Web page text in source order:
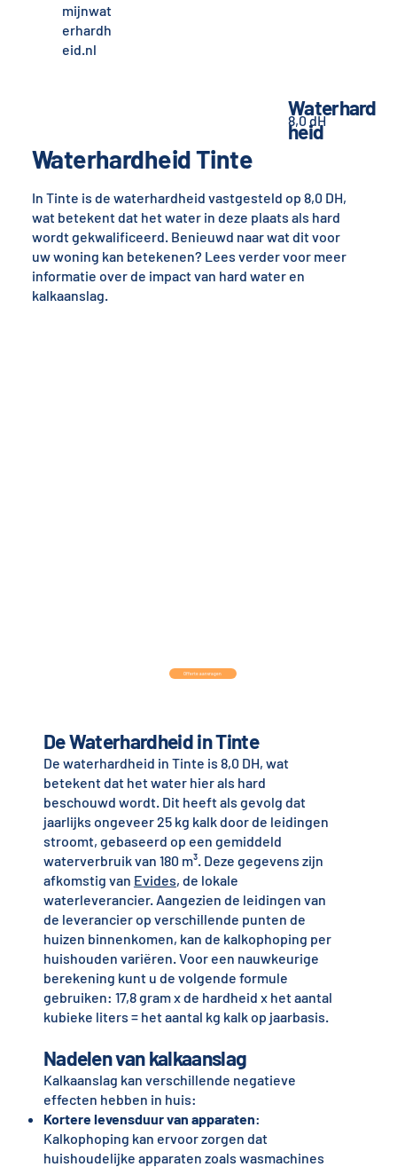
mijnwat
erhardh
eid.nl
Waterhardheid Tinte
In Tinte is de waterhardheid vastgesteld op 8,0 DH,
wat betekent dat het water in deze plaats als hard
wordt gekwalificeerd. Benieuwd naar wat dit voor
uw woning kan betekenen? Lees verder voor meer
informatie over de impact van hard water en
kalkaanslag.
Waterhard
heid
8,0 dH
De Waterhardheid in Tinte
De waterhardheid in Tinte is 8,0 DH, wat
betekent dat het water hier als hard
beschouwd wordt. Dit heeft als gevolg dat
jaarlijks ongeveer 25 kg kalk door de leidingen
stroomt, gebaseerd op een gemiddeld
waterverbruik van 180 m³. Deze gegevens zijn
afkomstig van Evides, de lokale
waterleverancier. Aangezien de leidingen van
de leverancier op verschillende punten de
huizen binnenkomen, kan de kalkophoping per
huishouden variëren. Voor een nauwkeurige
berekening kunt u de volgende formule
gebruiken: 17,8 gram x de hardheid x het aantal
kubieke liters = het aantal kg kalk op jaarbasis.
Nadelen van kalkaanslag
Kalkaanslag kan verschillende negatieve
effecten hebben in huis:
Kortere levensduur van apparaten:
Kalkophoping kan ervoor zorgen dat
huishoudelijke apparaten zoals wasmachines
Offerte aanvragen